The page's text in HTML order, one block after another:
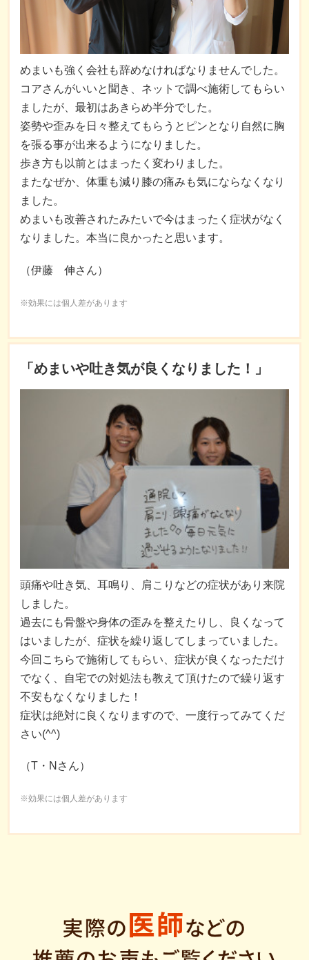
めまいも強く会社も辞めなければなりませんでした。
コアさんがいいと聞き、ネットで調べ施術してもらい
ましたが、最初はあきらめ半分でした。
姿勢や歪みを日々整えてもらうとピンとなり自然に胸
を張る事が出来るようになりました。
歩き方も以前とはまったく変わりました。
またなぜか、体重も減り膝の痛みも気にならなくなり
ました。
めまいも改善されたみたいで今はまったく症状がなく
なりました。本当に良かったと思います。
（伊藤 伸さん）
※効果には個人差があります
「めまいや吐き気が良くなりました！」
頭痛や吐き気、耳鳴り、肩こりなどの症状があり来院
しました。
過去にも骨盤や身体の歪みを整えたりし、良くなって
はいましたが、症状を繰り返してしまっていました。
今回こちらで施術してもらい、症状が良くなっただけ
でなく、自宅での対処法も教えて頂けたので繰り返す
不安もなくなりました！
症状は絶対に良くなりますので、一度行ってみてくだ
さい(^^)
（T・Nさん）
※効果には個人差があります